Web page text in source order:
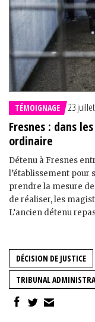
TÉMOIGNAGE 23
Fresnes : dans
ordinaire
Détenu à Fresnes
l’établissement pour
prendre la mesure
de réaliser, les
L’ancien détenu
DÉCISION DE JUSTICE
TRIBUNAL